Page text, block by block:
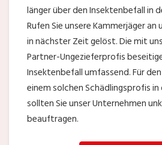
länger über den Insektenbefall in
Rufen Sie unsere Kammerjäger
in nächster Zeit gelöst. Die mit
Partner-Ungezieferprofis
Insektenbefall umfassend. Für
einem solchen Schädlingsprofis
sollten Sie unser Unternehmen
beauftragen.